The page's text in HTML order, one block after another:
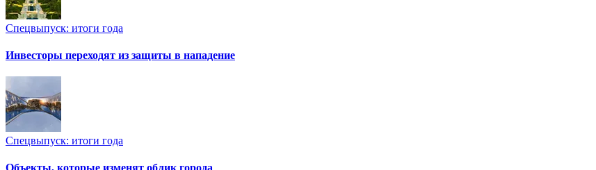
Спецвыпуск: итоги года
Инвесторы переходят из защиты в нападение
Спецвыпуск: итоги года